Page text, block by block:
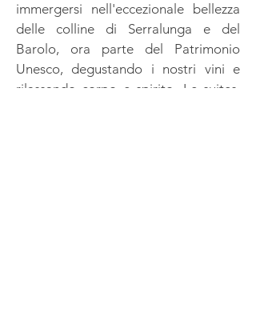
immergersi nell'eccezionale bellezza
delle colline di Serralunga e del
Barolo, ora parte del Patrimonio
Unesco, degustando i nostri vini e
rilassando corpo e spirito. Le suites,